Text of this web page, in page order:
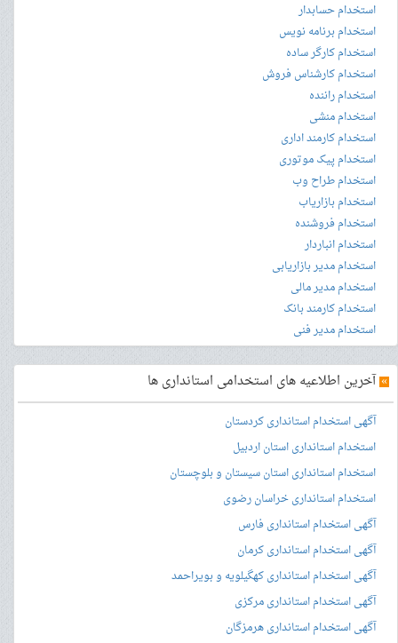
استخدام حسابدار
استخدام برنامه نویس
استخدام کارگر ساده
استخدام کارشناس فروش
استخدام راننده
استخدام منشی
استخدام کارمند اداری
استخدام پیک موتوری
استخدام طراح وب
استخدام بازاریاب
استخدام فروشنده
استخدام انباردار
استخدام مدیر بازاریابی
استخدام مدیر مالی
استخدام کارمند بانک
استخدام مدیر فنی
»آخرین اطلاعیه های استخدامی استانداری ها
آگهی استخدام استانداری کردستان
استخدام استانداری استان اردبیل
استخدام استانداری استان سیستان و بلوچستان
استخدام استانداری خراسان رضوی
آگهی استخدام استانداری فارس
آگهی استخدام استانداری کرمان
آگهی استخدام استانداری کهگیلویه و بویراحمد
آگهی استخدام استانداری مرکزی
آگهی استخدام استانداری هرمزگان